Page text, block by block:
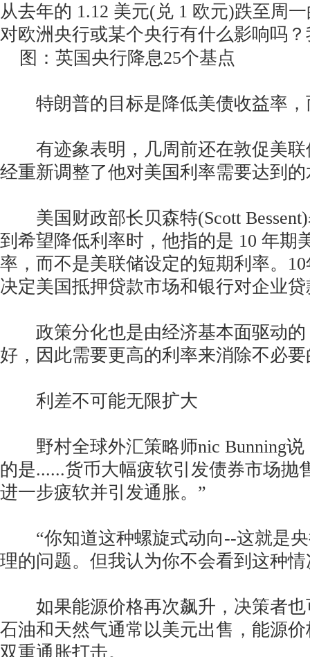
从去年的 1.12 美元(兑 1 欧元)跌至周
对欧洲央行或某个央行有什么影响吗
图：英国央行降息25个基点
特朗普的目标是降低美债收益率，
有迹象表明，几周前还在敦促美联
经重新调整了他对美国利率需要达到
美国财政部长贝森特(Scott
到希望降低利率时，他指的是 10 年期
率，而不是美联储设定的短期利率。
决定美国抵押贷款市场和银行对企业
政策分化也是由经济基本面驱动的
好，因此需要更高的利率来消除不必
利差不可能无限扩大
野村全球外汇策略师nic Bunning说
的是......货币大幅疲软引发债券市场抛
进一步疲软并引发通胀。”
“你知道这种螺旋式动向--这就是央
理的问题。但我认为你不会看到这种情
如果能源价格再次飙升，决策者也
石油和天然气通常以美元出售，能源
双重通胀打击。